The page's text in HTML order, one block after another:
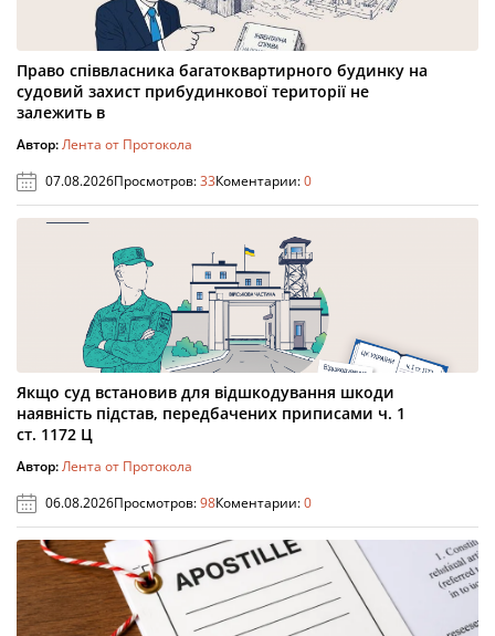
Право співвласника багатоквартирного будинку на
судовий захист прибудинкової території не
залежить в
Автор:Лента от Протокола
07.08.2026Просмотров:33Коментарии:0
Якщо суд встановив для відшкодування шкоди
наявність підстав, передбачених приписами ч. 1
ст. 1172 Ц
Автор:Лента от Протокола
06.08.2026Просмотров:98Коментарии:0